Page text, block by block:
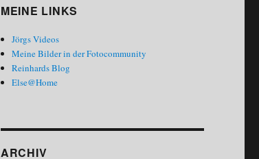
MEINE LINKS
Jörgs Videos
Meine Bilder in der Fotocommunity
Reinhards Blog
Else@Home
ARCHIV